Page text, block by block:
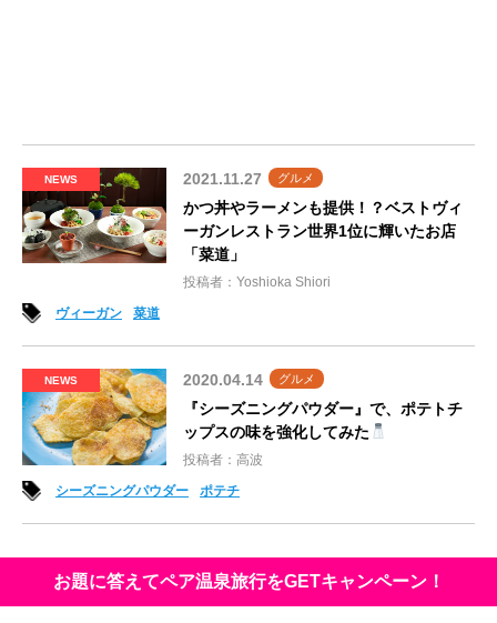
NEWS 2021.11.27 グルメ
かつ丼やラーメンも提供！？ベストヴィ
ーガンレストラン世界1位に輝いたお店
「菜道」
投稿者：Yoshioka Shiori
ヴィーガン
菜道
NEWS 2020.04.14 グルメ
『シーズニングパウダー』で、ポテトチ
ップスの味を強化してみた
投稿者：高波
シーズニングパウダー
ポテチ
お題に答えてペア温泉旅行をGETキャンペーン！